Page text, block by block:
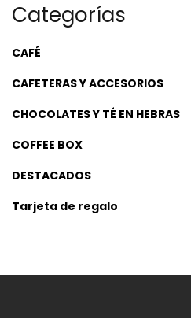
Categorías
CAFÉ
CAFETERAS Y ACCESORIOS
CHOCOLATES Y TÉ EN HEBRAS
COFFEE BOX
DESTACADOS
Tarjeta de regalo